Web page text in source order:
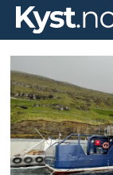
Tag: